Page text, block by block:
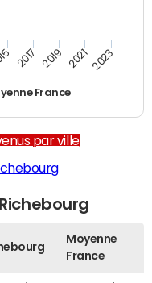
France
2017 2019 2021 2023
par ville
Moyenne
France